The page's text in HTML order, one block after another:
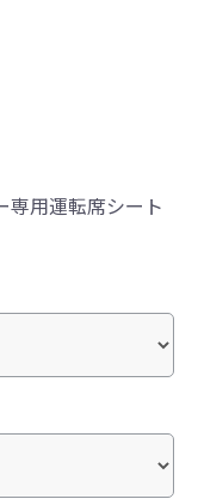
専用運転席シート